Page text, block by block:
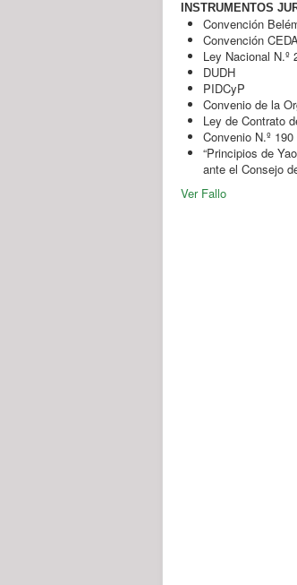
INSTRUMENTOS
Convención
Convención
Ley Nacional N.º
DUDH
PIDCyP
Convenio de la
Ley de Contrato
Convenio N.º
“Principios de
ante el Consejo
Ver Fallo